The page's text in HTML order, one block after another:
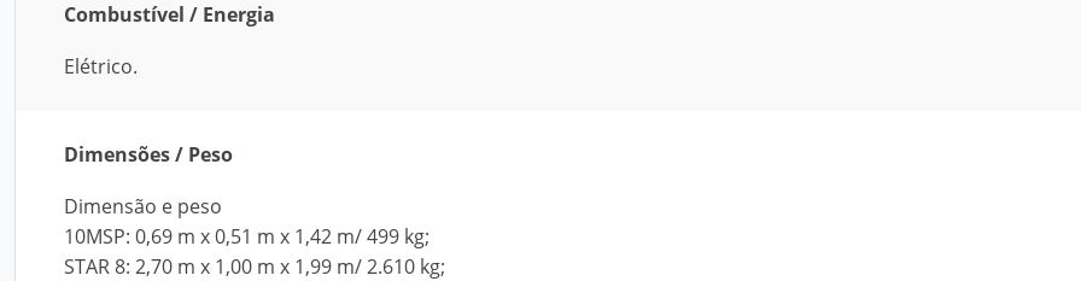
Combustível / Energia
Elétrico.
Dimensões / Peso
Dimensão e peso
10MSP: 0,69 m x 0,51 m x 1,42 m/ 499 kg;
STAR 8: 2,70 m x 1,00 m x 1,99 m/ 2.610 kg;